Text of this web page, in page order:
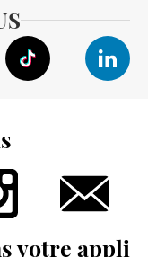
votre appli